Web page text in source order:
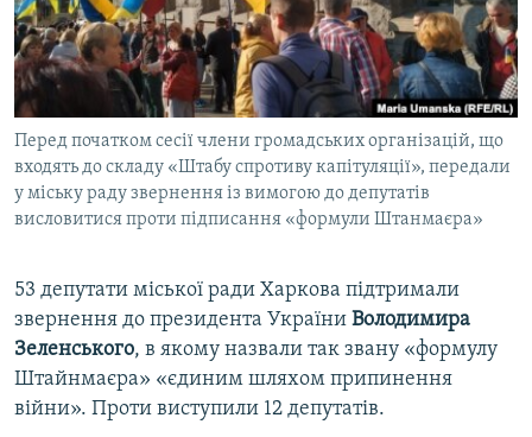
ВІДЕОУРОКИ «ELIFBE»
СВІДЧЕННЯ ОКУПАЦІЇ
УКРАЇНСЬКА ПРОБЛЕМА КРИМУ
ІНФОГРАФІКА
Русский
Qırımtatar
ДОЛУЧАЙСЯ!
Перед початком сесії члени громадських організацій, що
входять до складу «Штабу спротиву капітуляції», передали
у міську раду звернення із вимогою до депутатів
висловитися проти підписання «формули Штанмаєра»
53 депутати міської ради Харкова підтримали
звернення до президента України Володимира
Зеленського, в якому назвали так звану «формулу
Штайнмаєра» «єдиним шляхом припинення
війни». Проти виступили 12 депутатів.